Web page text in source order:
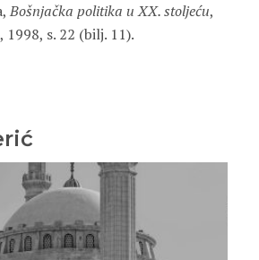
Bošnjačka politika u XX. stoljeću,
1998, s. 22 (bilj. 11).